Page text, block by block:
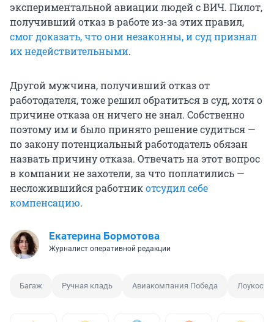
экспериментальной авиации людей с ВИЧ. Пилот,
получивший отказ в работе из-за этих правил,
смог доказать, что они незаконны, и суд признал
их недействительными.
Другой мужчина, получивший отказ от
работодателя, тоже решил обратиться в суд, хотя о
причине отказа он ничего не знал. Собственно
поэтому им и было принято решение судиться —
по закону потенциальный работодатель обязан
назвать причину отказа. Отвечать на этот вопрос
в компании не захотели, за что поплатились —
несложившийся работникотсудил себе
компенсацию.
Екатерина Бормотова
Журналист оперативной редакции
Багаж Ручная кладь Авиакомпания Победа